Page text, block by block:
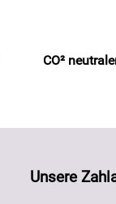
CO²
Unsere